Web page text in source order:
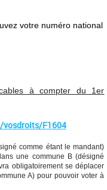
votre numéro national
à compter du 1er
F1604
comme étant le mandant)
une commune B (désigné
obligatoirement se déplacer
A) pour pouvoir voter à